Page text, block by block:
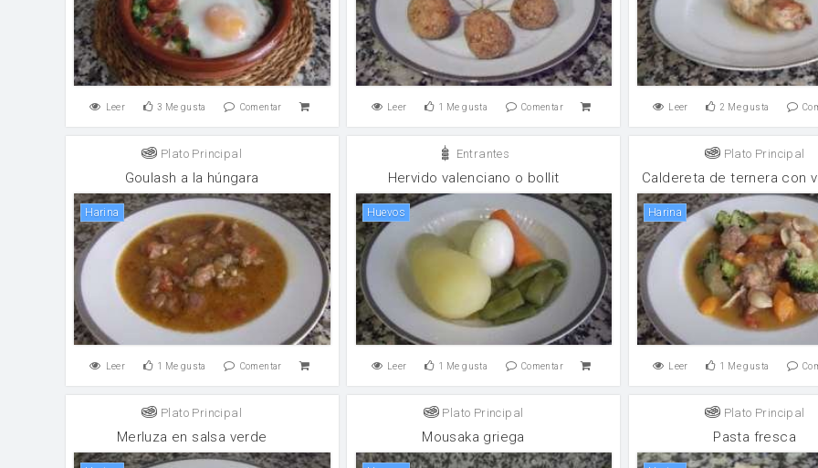
Leer 3 Me gusta Comentar Leer 1 Me gusta Comentar Leer 2 Me gusta
Plato Principal
Goulash a la húngara
harina
Leer 1 Me gusta Comentar
Entrantes
Hervido valenciano o bollit
huevos
Leer 1 Me gusta Comentar
Plato Principal
Caldereta de ternera con
harina
Leer 1 Me gusta
Plato Principal
Merluza en salsa verde
Plato Principal
Mousaka griega
Plato Principal
Pasta fresca